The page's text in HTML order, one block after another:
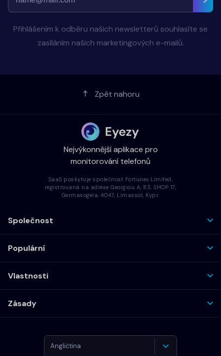
Přihlášením k odběru našich newsletterů souhlasíte se
zasíláním našich marketingových e-mailů.
Zpět nahoru
Nejvýkonnější aplikace pro
monitorování telefonů
SaaS poskytuje společnost Fortunex Limited,
registrovaná na adrese Georgiou A, 83, SHOP 17,
Germasogeia, 4047, Limassol, Kypr.
Společnost
Populární
Vlastnosti
Zásady
Angličtina